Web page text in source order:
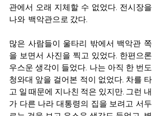
관에서 오래 지체할 수 없었다. 전시장을
나와  백악관으로 갔다.
많은 사람들이 울타리 밖에서 백악관 쪽
을 보면서 사진을 찍고 있었다. 한편으론
우스운 생각이 들었다. 나는 아직 한 번도
청와대 앞을 걸어본 적이 없었다. 차를 타
고 일 때문에 지나친 적은 있지만. 그런 내
가 다른 나라 대통령의 집을 보려고 서두